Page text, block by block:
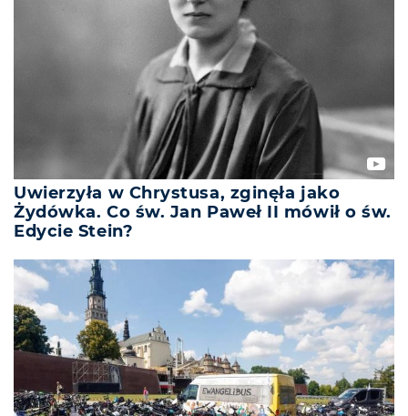
Uwierzyła w Chrystusa, zginęła jako
Żydówka. Co św. Jan Paweł II mówił o św.
Edycie Stein?